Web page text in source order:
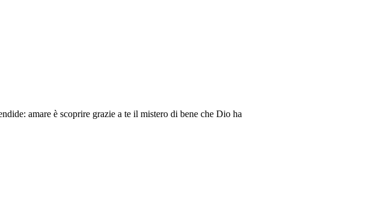
amare è scoprire grazie a te il mistero di bene che Dio ha